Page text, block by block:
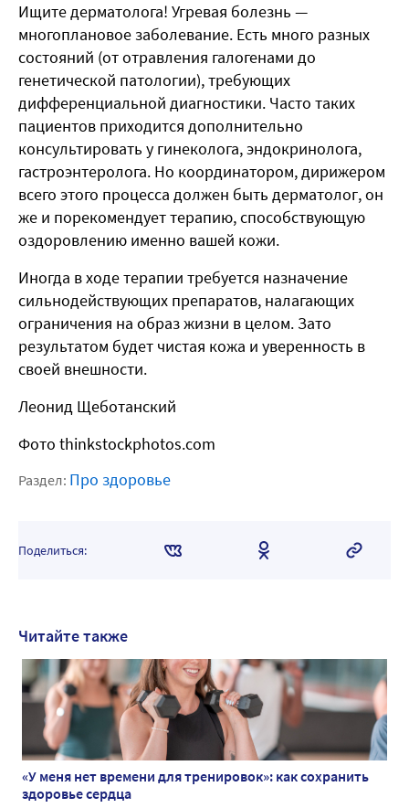
Ищите дерматолога! Угревая болезнь —
многоплановое заболевание. Есть много разных
состояний (от отравления галогенами до
генетической патологии), требующих
дифференциальной диагностики. Часто таких
пациентов приходится дополнительно
консультировать у гинеколога, эндокринолога,
гастроэнтеролога. Но координатором, дирижером
всего этого процесса должен быть дерматолог, он
же и порекомендует терапию, способствующую
оздоровлению именно вашей кожи.
Иногда в ходе терапии требуется назначение
сильнодействующих препаратов, налагающих
ограничения на образ жизни в целом. Зато
результатом будет чистая кожа и уверенность в
своей внешности.
Леонид Щеботанский
Фото thinkstockphotos.com
Раздел: Про здоровье
Поделиться:
Читайте также
«У меня нет времени для тренировок»: как сохранить
здоровье сердца